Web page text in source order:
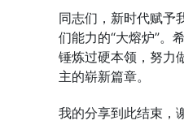
同志们，新时代赋予
们能力的“大熔炉”。
锤炼过硬本领，努力
主的崭新篇章。
我的分享到此结束，